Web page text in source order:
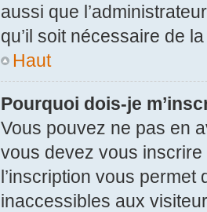
aussi que
qu’il soit nécessaire de
Haut
Pourquoi dois-je
Vous pouvez ne pas en
vous devez vous
l’inscription vous
inaccessibles aux